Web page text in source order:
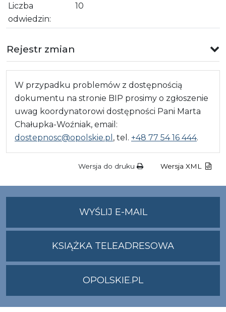
Liczba
odwiedzin:
10
Rejestr zmian
W przypadku problemów z dostępnością
dokumentu na stronie BIP prosimy o zgłoszenie
uwag koordynatorowi dostępności Pani Marta
Chałupka-Woźniak, email:
dostepnosc@opolskie.pl , tel. +48 77 54 16 444.
Wersja do druku Wersja XML
WYŚLIJ E-MAILNA
ADRES
KSIĄŻKA TELEADRESOWA
OPOLSKIE.PL